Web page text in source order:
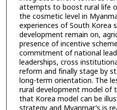
attempts to boost rural life
the cosmetic level in
experiences of South Korea
development remain on,
presence of incentive
commitment of national
leaderships, cross
reform and finally stage by
long-term orientation. The
rural development model of
that Korea model can be